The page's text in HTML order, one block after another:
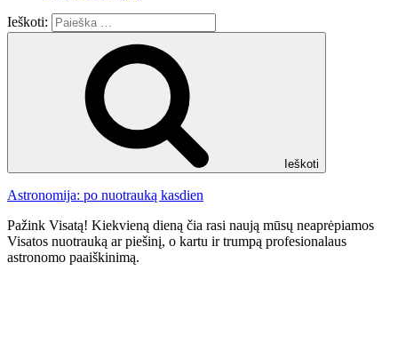
Ieškoti:
Ieškoti
Astronomija: po nuotrauką kasdien
Pažink Visatą! Kiekvieną dieną čia rasi naują mūsų neaprėpiamos
Visatos nuotrauką ar piešinį, o kartu ir trumpą profesionalaus
astronomo paaiškinimą.